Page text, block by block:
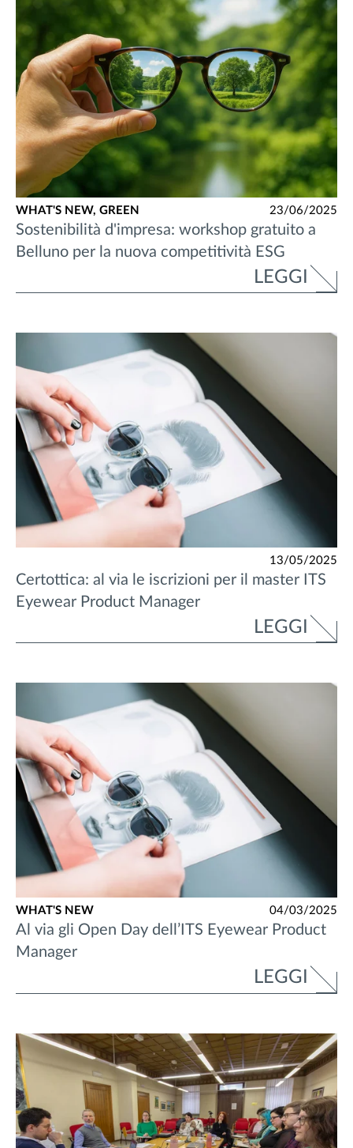
WHAT'S NEW, GREEN 23/06/2025
Sostenibilità d'impresa: workshop gratuito a
Belluno per la nuova competitività ESG
LEGGI
13/05/2025
Certottica: al via le iscrizioni per il master ITS
Eyewear Product Manager
LEGGI
WHAT'S NEW 04/03/2025
Al via gli Open Day dell’ITS Eyewear Product
Manager
LEGGI